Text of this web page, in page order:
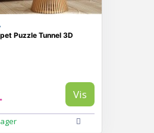
Puzzle Tunnel 3D
Vis